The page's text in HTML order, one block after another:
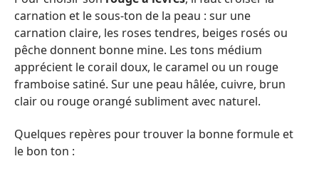
carnation et le sous-ton de la peau : sur une
carnation claire, les roses tendres, beiges rosés ou
pêche donnent bonne mine. Les tons médium
apprécient le corail doux, le caramel ou un rouge
framboise satiné. Sur une peau hâlée, cuivre, brun
clair ou rouge orangé subliment avec naturel.
Quelques repères pour trouver la bonne formule et
le bon ton :